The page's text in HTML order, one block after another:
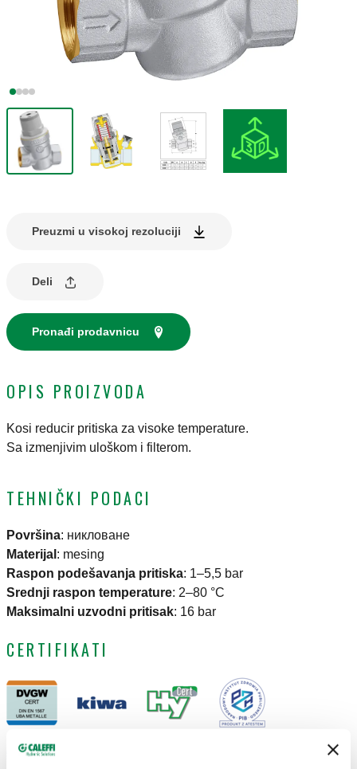
Preuzmi u visokoj rezoluciji
Deli
Pronađi prodavnicu
OPIS PROIZVODA
Kosi reducir pritiska za visoke temperature.
Sa izmenjivim uloškom i filterom.
TEHNIČKI PODACI
Površina: никловане
Materijal : mesing
Raspon podešavanja pritiska: 1–5,5 bar
Srednji raspon temperature: 2–80 °C
Maksimalni uzvodni pritisak: 16 bar
CERTIFIKATI